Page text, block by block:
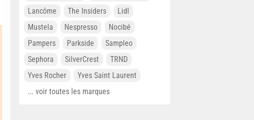
Lancôme
The Insiders
Lidl
Mustela
Nespresso
Nocibé
Pampers
Parkside
Sampleo
Sephora
SilverCrest
TRND
Yves Rocher
Yves Saint Laurent
... voir toutes les marques